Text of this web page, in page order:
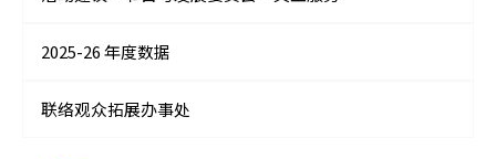
2025-26 年度数据
联络观众拓展办事处